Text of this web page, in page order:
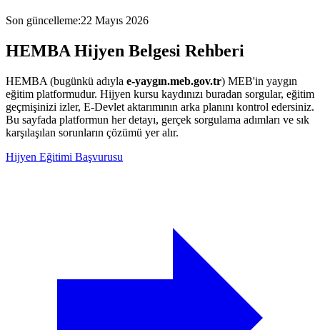
Son güncelleme:22 Mayıs 2026
HEMBA Hijyen Belgesi Rehberi
HEMBA (bugünkü adıyla e-yaygın.meb.gov.tr) MEB'in yaygın
eğitim platformudur. Hijyen kursu kaydınızı buradan sorgular, eğitim
geçmişinizi izler, E-Devlet aktarımının arka planını kontrol edersiniz.
Bu sayfada platformun her detayı, gerçek sorgulama adımları ve sık
karşılaşılan sorunların çözümü yer alır.
Hijyen Eğitimi Başvurusu